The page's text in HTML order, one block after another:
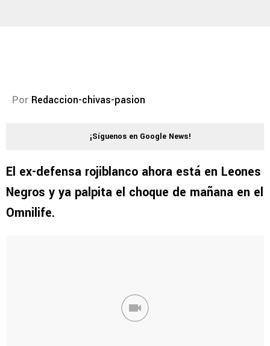
Por Redaccion-chivas-pasion
¡Síguenos en Google News!
El ex-defensa rojiblanco ahora está en Leones
Negros y ya palpita el choque de mañana en el
Omnilife.